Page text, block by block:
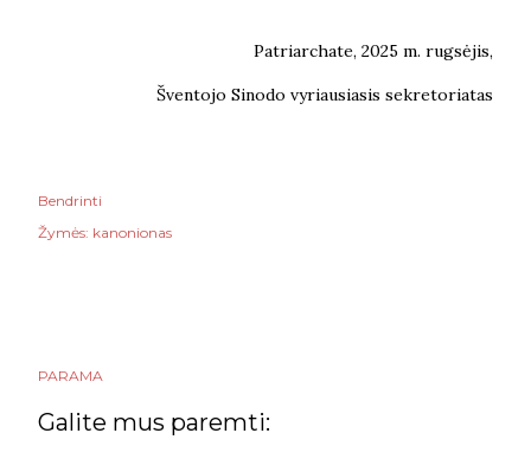
Patriarchate, 2025 m. rugsėjis,
Šventojo Sinodo vyriausiasis sekretoriatas
Bendrinti
Žymės: kanonionas
PARAMA
Galite mus paremti: